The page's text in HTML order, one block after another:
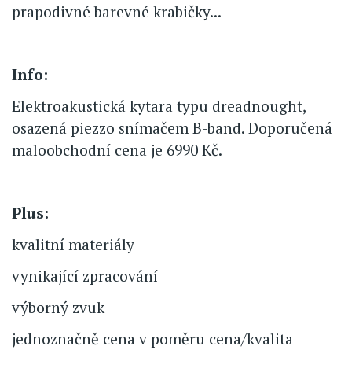
prapodivné barevné krabičky...
Info:
Elektroakustická kytara typu dreadnought,
osazená piezzo snímačem B-band. Doporučená
maloobchodní cena je 6990 Kč.
Plus:
kvalitní materiály
vynikající zpracování
výborný zvuk
jednoznačně cena v poměru cena/kvalita